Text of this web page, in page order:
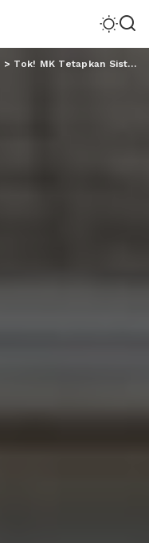
> Tok! MK Tetapkan Sistem Pemilu Tetap Terbuka